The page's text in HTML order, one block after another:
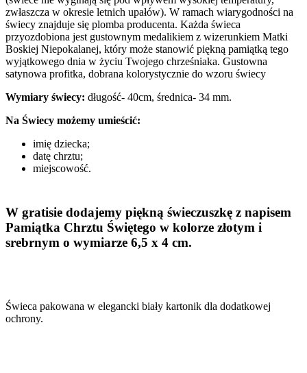
zwłaszcza w okresie letnich upałów). W ramach wiarygodności na
świecy znajduje się plomba producenta. Każda świeca
przyozdobiona jest gustownym medalikiem z wizerunkiem Matki
Boskiej Niepokalanej, który może stanowić piękną pamiątką tego
wyjątkowego dnia w życiu Twojego chrześniaka. Gustowna
satynowa profitka, dobrana kolorystycznie do wzoru świecy
Wymiary świecy: długość- 40cm, średnica- 34 mm.
Na Świecy możemy umieścić:
imię dziecka;
datę chrztu;
miejscowość.
W gratisie dodajemy piękną świeczuszkę z napisem
Pamiątka Chrztu Świętego w kolorze złotym i
srebrnym o wymiarze 6,5 x 4 cm.
Świeca pakowana w elegancki biały kartonik dla dodatkowej
ochrony.